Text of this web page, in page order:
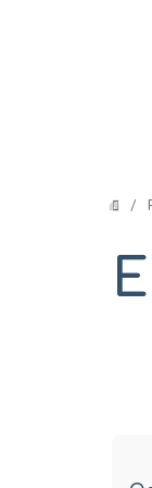
/